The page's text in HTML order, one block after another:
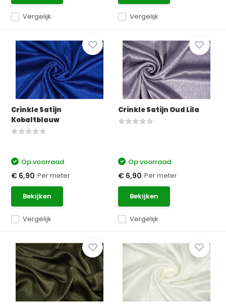
Vergelijk Vergelijk
Crinkle Satijn
Kobaltblauw
Vergelijk
Op voorraad
€ 6,90 Per meter
Bekijken
Crinkle Satijn Oud Lila
Vergelijk
Op voorraad
€ 6,90 Per meter
Bekijken